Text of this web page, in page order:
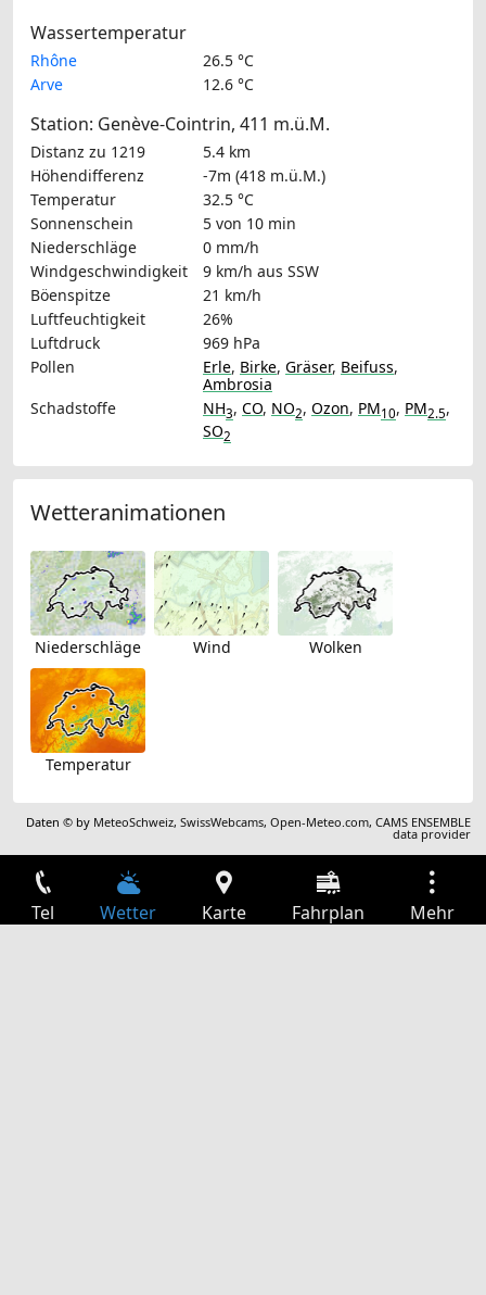
Wassertemperatur
Rhône
26.5 °C
Arve
12.6 °C
Station: Genève-Cointrin, 411 m.ü.M.
Distanz zu 1219
5.4 km
Höhendifferenz
-7m (418 m.ü.M.)
Temperatur
32.5 °C
Sonnenschein
5 von 10 min
Niederschläge
0 mm/h
Windgeschwindigkeit
9 km/h aus SSW
Böenspitze
21 km/h
Luftfeuchtigkeit
26%
Luftdruck
969 hPa
Pollen
Erle, Birke, Gräser, Beifuss,
Ambrosia
Schadstoffe
NH3, CO, NO2, Ozon, PM10, PM2.5,
SO2
Wetteranimationen
Niederschläge Wind Wolken
Temperatur
Daten © by MeteoSchweiz,SwissWebcams,Open-Meteo.com,CAMS ENSEMBLE
data provider
Tel Wetter Karte Fahrplan Mehr